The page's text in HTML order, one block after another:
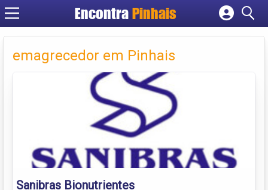
Encontra Pinhais
Cadastrar empresa
Criar conta
emagrecedor em Pinhais
Sanibras Bionutrientes